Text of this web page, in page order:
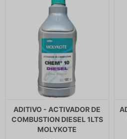
ADITIVO - ACTIVADOR DE
COMBUSTION DIESEL 1LTS
MOLYKOTE